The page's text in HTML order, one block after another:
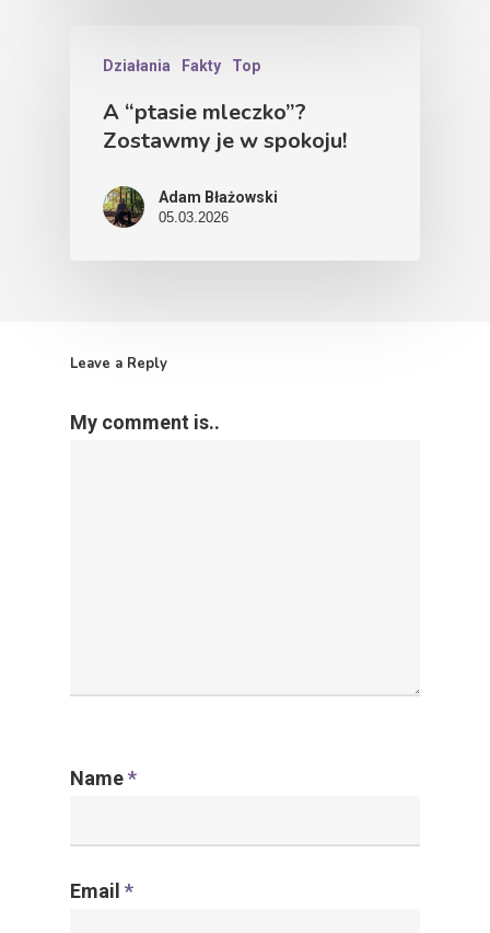
Działania Fakty Top
A “ptasie mleczko”?
Zostawmy je w spokoju!
Adam Błażowski
05.03.2026
Leave a Reply
My comment is..
Name*
Email *